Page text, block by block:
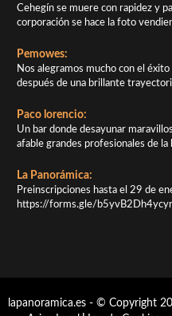
Cehegín se muere con rapidez y
corporación se hace la foto
Pemowes:
Nos alegramos mucho con el
después de una brillante
Paco lorencio:
Un bar donde desayunar
afable grandes profesionales de la
La Panorámica:
Preinscripciones hasta el 29 de
https://forms.gle/
lapanoramica.es - © Copyright